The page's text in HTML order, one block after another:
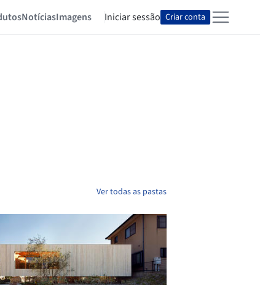
NotíciasImagens Iniciar sessão Criar conta
Ver todas as pastas